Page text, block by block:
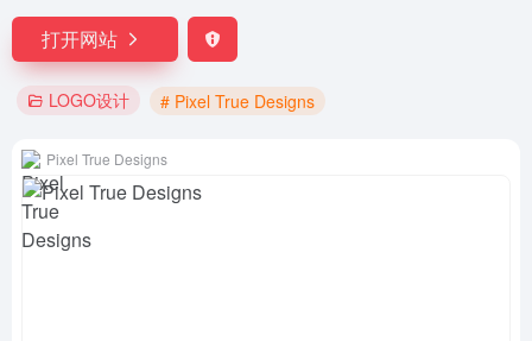
打开网站
LOGO设计 # Pixel True Designs
Pixel True Designs